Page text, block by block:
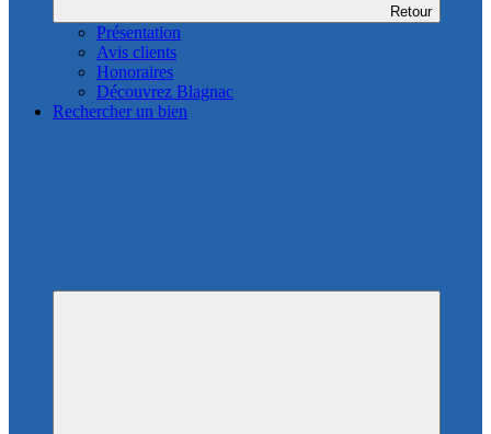
Retour
Présentation
Avis clients
Honoraires
Découvrez Blagnac
Rechercher un bien